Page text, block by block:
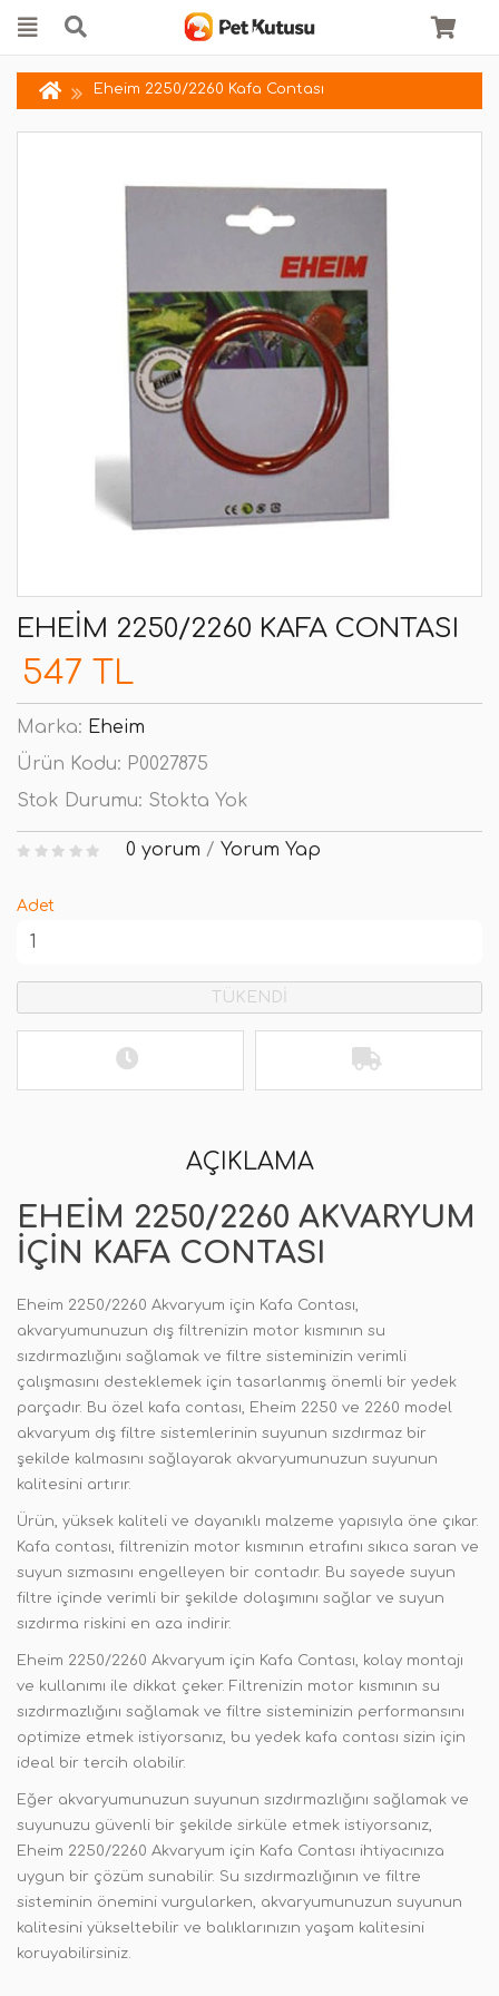
Eheim 2250/2260 Kafa Contası
EHEIM 2250/2260 KAFA CONTASI
547 TL
Marka: Eheim
Ürün Kodu: P0027875
Stok Durumu: Stokta Yok
0 yorum / Yorum Yap
Adet
TÜKENDİ
AÇIKLAMA
EHEIM 2250/2260 AKVARYUM
IÇIN KAFA CONTASI
Eheim 2250/2260 Akvaryum için Kafa Contası,
akvaryumunuzun dış filtrenizin motor kısmının su
sızdırmazlığını sağlamak ve filtre sisteminizin verimli
çalışmasını desteklemek için tasarlanmış önemli bir yedek
parçadır. Bu özel kafa contası, Eheim 2250 ve 2260 model
akvaryum dış filtre sistemlerinin suyunun sızdırmaz bir
şekilde kalmasını sağlayarak akvaryumunuzun suyunun
kalitesini artırır.
Ürün, yüksek kaliteli ve dayanıklı malzeme yapısıyla öne çıkar.
Kafa contası, filtrenizin motor kısmının etrafını sıkıca saran ve
suyun sızmasını engelleyen bir contadır. Bu sayede suyun
filtre içinde verimli bir şekilde dolaşımını sağlar ve suyun
sızdırma riskini en aza indirir.
Eheim 2250/2260 Akvaryum için Kafa Contası, kolay montajı
ve kullanımı ile dikkat çeker. Filtrenizin motor kısmının su
sızdırmazlığını sağlamak ve filtre sisteminizin performansını
optimize etmek istiyorsanız, bu yedek kafa contası sizin için
ideal bir tercih olabilir.
Eğer akvaryumunuzun suyunun sızdırmazlığını sağlamak ve
suyunuzu güvenli bir şekilde sirküle etmek istiyorsanız,
Eheim 2250/2260 Akvaryum için Kafa Contası ihtiyacınıza
uygun bir çözüm sunabilir. Su sızdırmazlığının ve filtre
sisteminin önemini vurgularken, akvaryumunuzun suyunun
kalitesini yükseltebilir ve balıklarınızın yaşam kalitesini
koruyabilirsiniz.